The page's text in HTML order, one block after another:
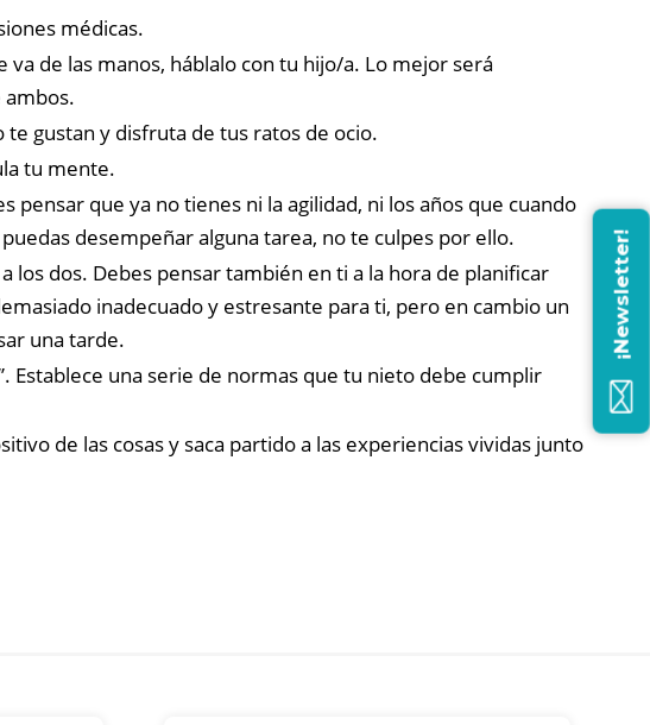
médicas.
de las manos, háblalo con tu hijo/a. Lo mejor será
ambos.
gustan y disfruta de tus ratos de ocio.
tu mente.
pensar que ya no tienes ni la agilidad, ni los años que cuando
desempeñar alguna tarea, no te culpes por ello.
dos. Debes pensar también en ti a la hora de planificar
inadecuado y estresante para ti, pero en cambio un
una tarde.
Establece una serie de normas que tu nieto debe cumplir
de las cosas y saca partido a las experiencias vividas junto
¡Newsletter!